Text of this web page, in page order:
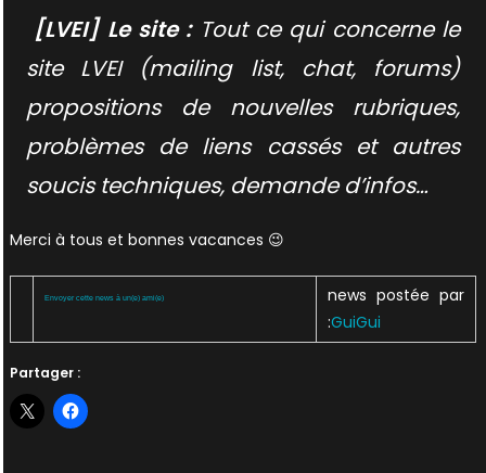
[LVEI] Le site :Tout ce qui concerne le
site LVEI (mailing list, chat, forums)
propositions de nouvelles rubriques,
problèmes de liens cassés et autres
soucis techniques, demande d’infos…
Merci à tous et bonnes vacances 😉
Envoyer cette news à un(e) ami(e)
news postée par
:GuiGui
Partager :